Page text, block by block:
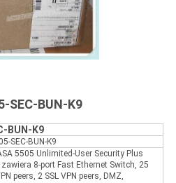
SEC-BUN-K9
BUN-K9
SEC-BUN-K9
5505 Unlimited-User Security Plus
8-port Fast Ethernet Switch, 25
peers, 2 SSL VPN peers, DMZ,